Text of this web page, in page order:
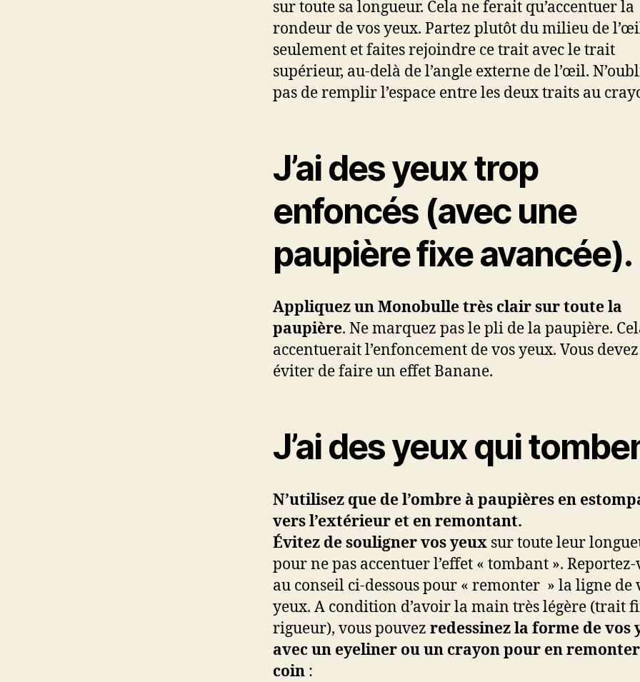
sur toute sa longueur. Cela ne ferait qu’accentuer la
rondeur de vos yeux. Partez plutôt du milieu de
seulement et faites rejoindre ce trait avec le trait
supérieur, au-delà de l’angle externe de l’œil.
pas de remplir l’espace entre les deux traits au
J’ai des yeux trop
enfoncés (avec une
paupière fixe avancée).
Appliquez un Monobulle très clair sur toute la
paupière. Ne marquez pas le pli de la paupière.
accentuerait l’enfoncement de vos yeux. Vous
éviter de faire un effet Banane.
J’ai des yeux qui
N’utilisez que de l’ombre à paupières en
vers l’extérieur et en remontant.
Évitez de souligner vos yeux sur toute leur
pour ne pas accentuer l’effet « tombant ». Reportez-
au conseil ci-dessous pour « remonter » la ligne de
yeux. A condition d’avoir la main très légère (trait
rigueur), vous pouvez redessinez la forme de vos
avec un eyeliner ou un crayon pour en
coin :